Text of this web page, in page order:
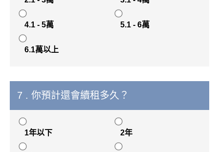
4.1 - 5萬 5.1 - 6萬
6.1萬以上
7 . 你預計還會續租多久？
1年以下 2年